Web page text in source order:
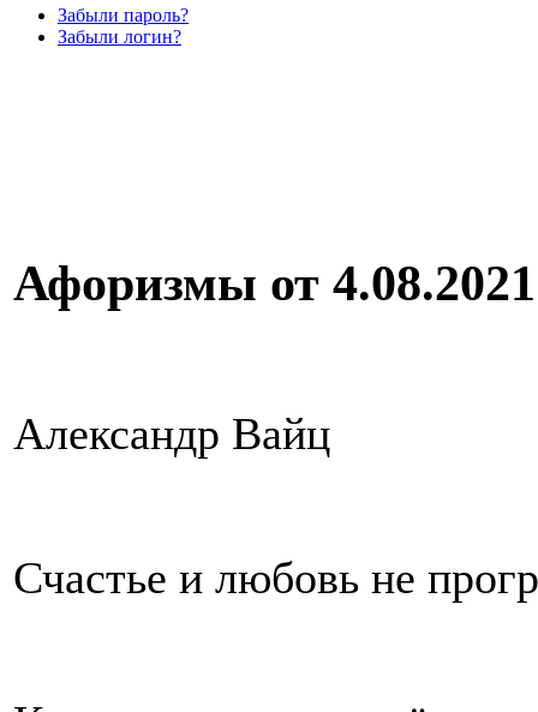
Забыли пароль?
Забыли логин?
Афоризмы от
Александр Вайц
Счастье и любовь не